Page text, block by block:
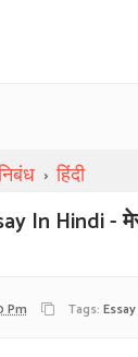
›हिंदी
In Hindi -
Pm Tags: Essay